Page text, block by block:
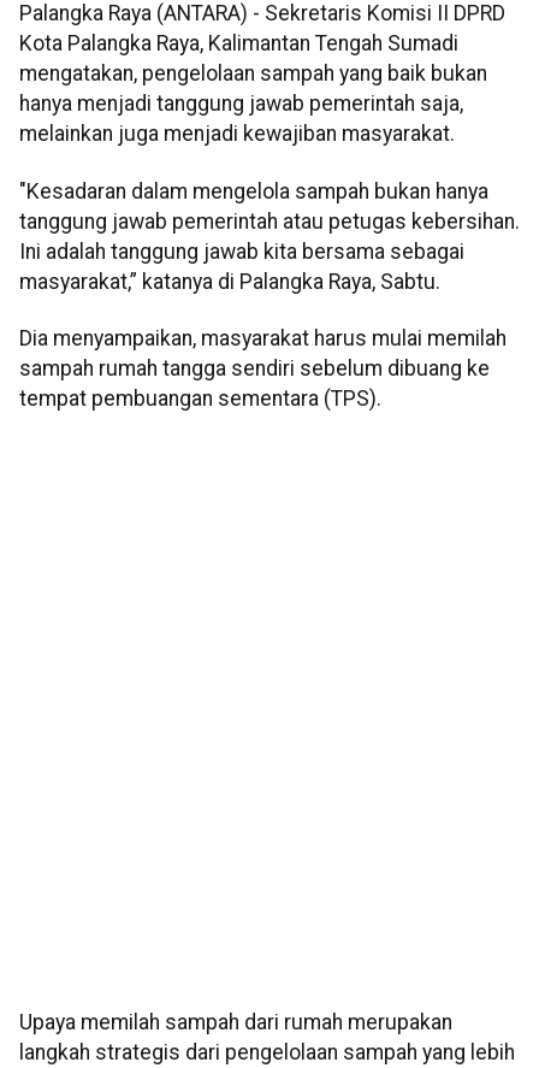
Palangka Raya (ANTARA) - Sekretaris Komisi II DPRD
Kota Palangka Raya, Kalimantan Tengah Sumadi
mengatakan, pengelolaan sampah yang baik bukan
hanya menjadi tanggung jawab pemerintah saja,
melainkan juga menjadi kewajiban masyarakat.
"Kesadaran dalam mengelola sampah bukan hanya
tanggung jawab pemerintah atau petugas kebersihan.
Ini adalah tanggung jawab kita bersama sebagai
masyarakat,” katanya di Palangka Raya, Sabtu.
Dia menyampaikan, masyarakat harus mulai memilah
sampah rumah tangga sendiri sebelum dibuang ke
tempat pembuangan sementara (TPS).
Upaya memilah sampah dari rumah merupakan
langkah strategis dari pengelolaan sampah yang lebih